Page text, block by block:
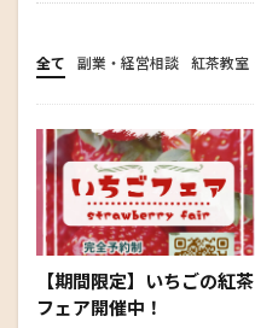
全て 副業・経営相談 紅茶教室
未分類
【期間限定】いちごの紅茶
フェア開催中！